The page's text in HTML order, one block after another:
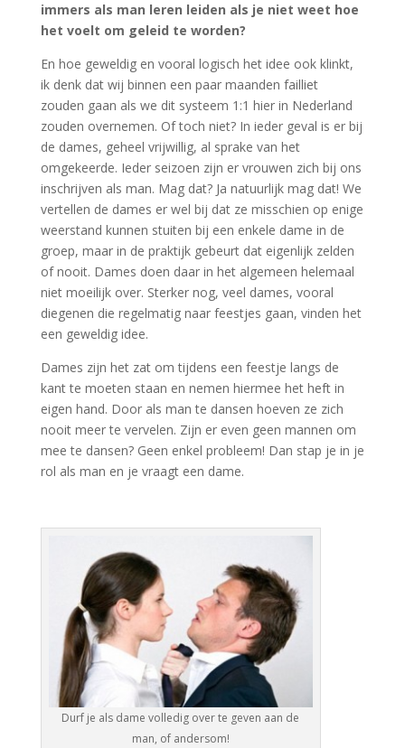
immers als man leren leiden als je niet weet hoe
het voelt om geleid te worden?
En hoe geweldig en vooral logisch het idee ook klinkt,
ik denk dat wij binnen een paar maanden failliet
zouden gaan als we dit systeem 1:1 hier in Nederland
zouden overnemen. Of toch niet? In ieder geval is er bij
de dames, geheel vrijwillig, al sprake van het
omgekeerde. Ieder seizoen zijn er vrouwen zich bij ons
inschrijven als man. Mag dat? Ja natuurlijk mag dat! We
vertellen de dames er wel bij dat ze misschien op enige
weerstand kunnen stuiten bij een enkele dame in de
groep, maar in de praktijk gebeurt dat eigenlijk zelden
of nooit. Dames doen daar in het algemeen helemaal
niet moeilijk over. Sterker nog, veel dames, vooral
diegenen die regelmatig naar feestjes gaan, vinden het
een geweldig idee.
Dames zijn het zat om tijdens een feestje langs de
kant te moeten staan en nemen hiermee het heft in
eigen hand. Door als man te dansen hoeven ze zich
nooit meer te vervelen. Zijn er even geen mannen om
mee te dansen? Geen enkel probleem! Dan stap je in je
rol als man en je vraagt een dame.
Durf je als dame volledig over te geven aan de
man, of andersom!